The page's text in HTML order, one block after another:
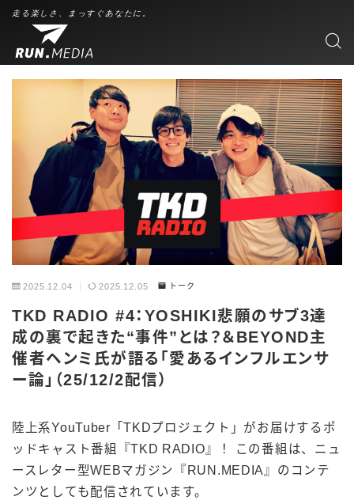
走る楽しさ、まっすぐあなたに。
2025.12.04 2025.12.05 トーク
TKD RADIO #4：YOSHIKI悲願のサブ3達
成の裏で起きた“事件”とは？＆BEYOND主
催者ヘンミ氏が語る「愛あるインフルエンサ
ー論」（25/12/2配信）
陸上系YouTuber「TKDプロジェクト」がお届けするポ
ッドキャスト番組『TKD RADIO』！ この番組は、ニュ
ースレター型WEBマガジン『RUN.MEDIA』のコンテ
ンツとしても配信されています。